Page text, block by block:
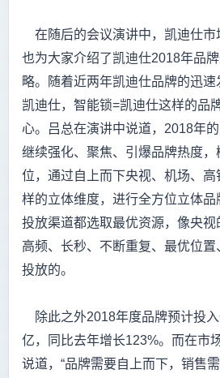
在随后的会议演讲中，凯迪仕市
也为大家介绍了凯迪仕2018年品
略。随着近两年凯迪仕品牌的迅
凯迪仕，智能锁=凯迪仕这样的品
心。吕总在演讲中说道，2018年
继续强化、聚焦、引爆品牌热度
位，通过自上而下央视、机场、
样的立体维度，进行全方位立体
投放渠道都选取最优资源，像央
高频、长秒、不断重复、最优位
投放的。
除此之外2018年度品牌预计投
亿，同比去年增长123%。而在市
说道，“品牌需要自上而下，销售